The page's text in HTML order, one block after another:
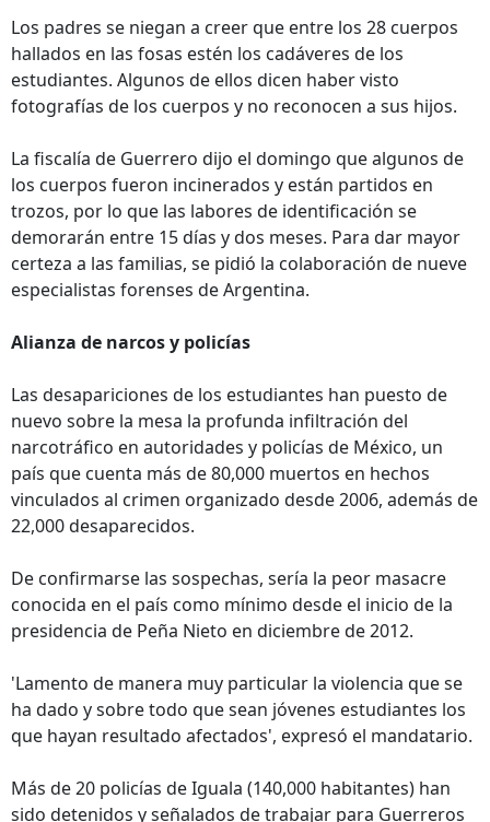
Los padres se niegan a creer que entre los 28 cuerpos
hallados en las fosas estén los cadáveres de los
estudiantes. Algunos de ellos dicen haber visto
fotografías de los cuerpos y no reconocen a sus hijos.
La fiscalía de Guerrero dijo el domingo que algunos de
los cuerpos fueron incinerados y están partidos en
trozos, por lo que las labores de identificación se
demorarán entre 15 días y dos meses. Para dar mayor
certeza a las familias, se pidió la colaboración de nueve
especialistas forenses de Argentina.
Alianza de narcos y policías
Las desapariciones de los estudiantes han puesto de
nuevo sobre la mesa la profunda infiltración del
narcotráfico en autoridades y policías de México, un
país que cuenta más de 80,000 muertos en hechos
vinculados al crimen organizado desde 2006, además de
22,000 desaparecidos.
De confirmarse las sospechas, sería la peor masacre
conocida en el país como mínimo desde el inicio de la
presidencia de Peña Nieto en diciembre de 2012.
'Lamento de manera muy particular la violencia que se
ha dado y sobre todo que sean jóvenes estudiantes los
que hayan resultado afectados', expresó el mandatario.
Más de 20 policías de Iguala (140,000 habitantes) han
sido detenidos y señalados de trabajar para Guerreros